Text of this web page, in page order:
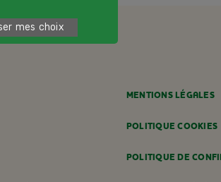
MENTIONS LÉGALES
POLITIQUE COOKIES
POLITIQUE DE
mes choix